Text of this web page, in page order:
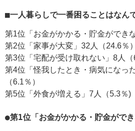
■一人暮らしで一番困ることはなん
第1位「お金がかかる・貯金ができ
第2位「家事が大変」32人（24.6％）
第3位「宅配が受け取れない」8人（
第4位「怪我したとき・病気になっ
（6.1％）
第5位「外食が増える」7人（5.3％)
●第1位「お金がかかる・貯金ができ